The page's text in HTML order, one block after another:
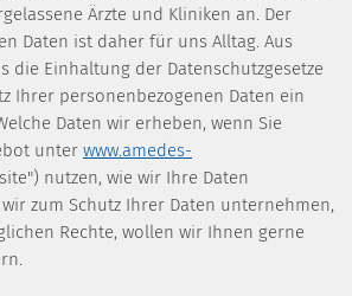
Ärzte und Kliniken an. Der
Daten ist daher für uns Alltag. Aus
die Einhaltung der Datenschutzgesetze
Ihrer personenbezogenen Daten ein
Daten wir erheben, wenn Sie
unter www.amedes-
nutzen, wie wir Ihre Daten
zum Schutz Ihrer Daten unternehmen,
Rechte, wollen wir Ihnen gerne